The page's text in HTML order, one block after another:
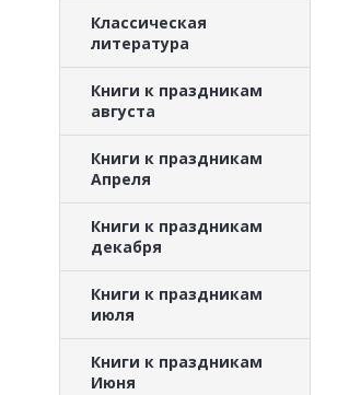
Классическая
литература
Книги к праздникам
августа
Книги к праздникам
Апреля
Книги к праздникам
декабря
Книги к праздникам
июля
Книги к праздникам
Июня